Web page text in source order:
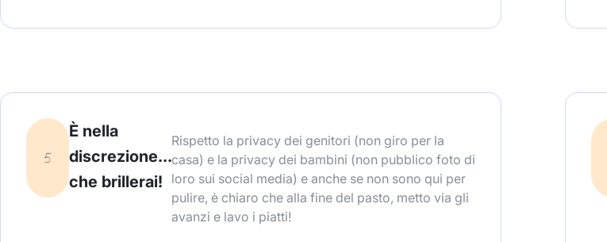
È nella
discrezione...
che brillerai!
Rispetto la privacy dei genitori (non giro per la
casa) e la privacy dei bambini (non pubblico foto di
loro sui social media) e anche se non sono qui per
pulire, è chiaro che alla fine del pasto, metto via gli
avanzi e lavo i piatti!